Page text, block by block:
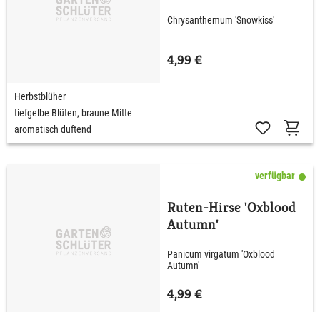
Chrysanthemum 'Snowkiss'
4,99 €
Herbstblüher
tiefgelbe Blüten, braune Mitte
aromatisch duftend
verfügbar
Ruten-Hirse 'Oxblood
Autumn'
Panicum virgatum 'Oxblood
Autumn'
4,99 €